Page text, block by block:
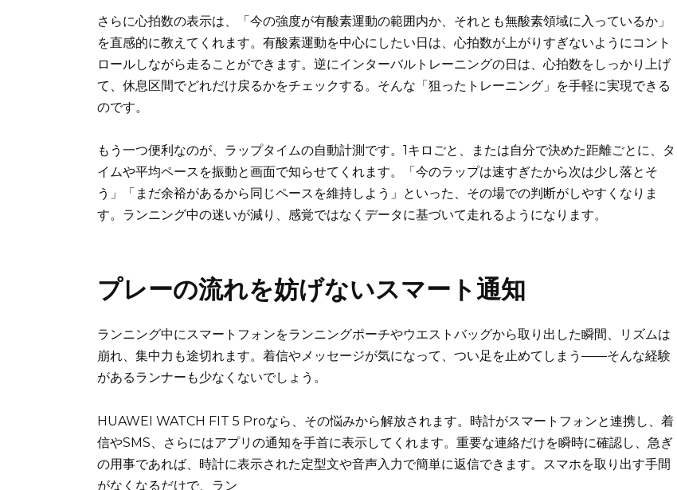
さらに心拍数の表示は、「今の強度が有酸素運動の範囲内か、それとも無酸素領域に入っているか」
を直感的に教えてくれます。有酸素運動を中心にしたい日は、心拍数が上がりすぎないようにコント
ロールしながら走ることができます。逆にインターバルトレーニングの日は、心拍数をしっかり上げ
て、休息区間でどれだけ戻るかをチェックする。そんな「狙ったトレーニング」を手軽に実現できる
のです。
もう一つ便利なのが、ラップタイムの自動計測です。1キロごと、または自分で決めた距離ごとに、タ
イムや平均ペースを振動と画面で知らせてくれます。「今のラップは速すぎたから次は少し落とそ
う」「まだ余裕があるから同じペースを維持しよう」といった、その場での判断がしやすくなりま
す。ランニング中の迷いが減り、感覚ではなくデータに基づいて走れるようになります。
プレーの流れを妨げないスマート通知
ランニング中にスマートフォンをランニングポーチやウエストバッグから取り出した瞬間、リズムは
崩れ、集中力も途切れます。着信やメッセージが気になって、つい足を止めてしまう――そんな経験
があるランナーも少なくないでしょう。
HUAWEI WATCH FIT 5 Proなら、その悩みから解放されます。時計がスマートフォンと連携し、着
信やSMS、さらにはアプリの通知を手首に表示してくれます。重要な連絡だけを瞬時に確認し、急ぎ
の用事であれば、時計に表示された定型文や音声入力で簡単に返信できます。スマホを取り出す手間
がなくなるだけで、ラン